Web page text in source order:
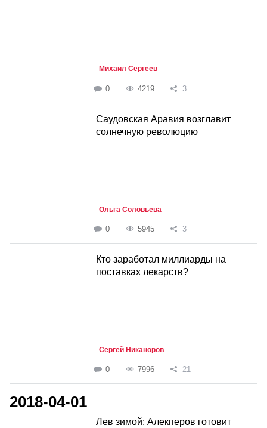
Михаил Сергеев
0 4219 3
Саудовская Аравия возглавит
солнечную революцию
Ольга Соловьева
0 5945 3
Кто заработал миллиарды на
поставках лекарств?
Сергей Никаноров
0 7996 21
2018-04-01
Лев зимой: Алекперов готовит